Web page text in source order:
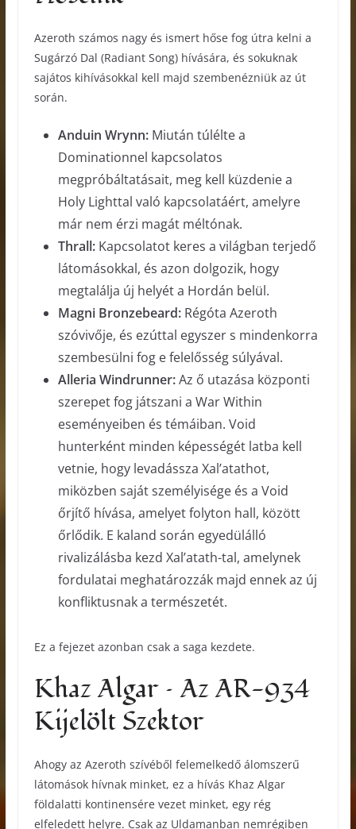
Azeroth számos nagy és ismert hőse fog útra kelni a
Sugárzó Dal (Radiant Song) hívására, és sokuknak
sajátos kihívásokkal kell majd szembenézniük az út
során.
Anduin Wrynn:Miután túlélte a
Dominationnel kapcsolatos
megpróbáltatásait, meg kell küzdenie a
Holy Lighttal való kapcsolatáért, amelyre
már nem érzi magát méltónak.
Thrall:Kapcsolatot keres a világban terjedő
látomásokkal, és azon dolgozik, hogy
megtalálja új helyét a Hordán belül.
Magni Bronzebeard:Régóta Azeroth
szóvivője, és ezúttal egyszer s mindenkorra
szembesülni fog e felelősség súlyával.
Alleria Windrunner:Az ő utazása központi
szerepet fog játszani a War Within
eseményeiben és témáiban. Void
hunterként minden képességét latba kell
vetnie, hogy levadássza Xal’atathot,
miközben saját személyisége és a Void
őrjítő hívása, amelyet folyton hall, között
őrlődik. E kaland során egyedülálló
rivalizálásba kezd Xal’atath-tal, amelynek
fordulatai meghatározzák majd ennek az új
konfliktusnak a természetét.
Ez a fejezet azonban csak a saga kezdete.
Khaz Algar – Az AR-934
Kijelölt Szektor
Ahogy az Azeroth szívéből felemelkedő álomszerű
látomások hívnak minket, ez a hívás Khaz Algar
földalatti kontinensére vezet minket, egy rég
elfeledett helyre. Csak az Uldamanban nemrégiben